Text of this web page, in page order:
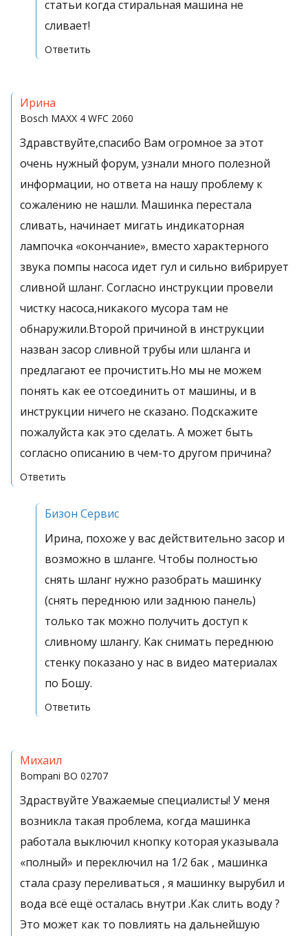
статьи когда стиральная машина не
сливает!
Ответить
Ирина
Bosch MAXX 4 WFC 2060
Здравствуйте,спасибо Вам огромное за этот
очень нужный форум, узнали много полезной
информации, но ответа на нашу проблему к
сожалению не нашли. Машинка перестала
сливать, начинает мигать индикаторная
лампочка «окончание», вместо характерного
звука помпы насоса идет гул и сильно вибрирует
сливной шланг. Согласно инструкции провели
чистку насоса,никакого мусора там не
обнаружили.Второй причиной в инструкции
назван засор сливной трубы или шланга и
предлагают ее прочистить.Но мы не можем
понять как ее отсоединить от машины, и в
инструкции ничего не сказано. Подскажите
пожалуйста как это сделать. А может быть
согласно описанию в чем-то другом причина?
Ответить
Бизон Сервис
Ирина, похоже у вас действительно засор и
возможно в шланге. Чтобы полностью
снять шланг нужно разобрать машинку
(снять переднюю или заднюю панель)
только так можно получить доступ к
сливному шлангу. Как снимать переднюю
стенку показано у нас в видео материалах
по Бошу.
Ответить
Михаил
Bompani BO 02707
Здраствуйте Уважаемые специалисты! У меня
возникла такая проблема, когда машинка
работала выключил кнопку которая указывала
«полный» и переключил на 1/2 бак , машинка
стала сразу переливаться , я машинку вырубил и
вода всё ещё осталась внутри .Как слить воду ?
Это может как то повлиять на дальнейшую